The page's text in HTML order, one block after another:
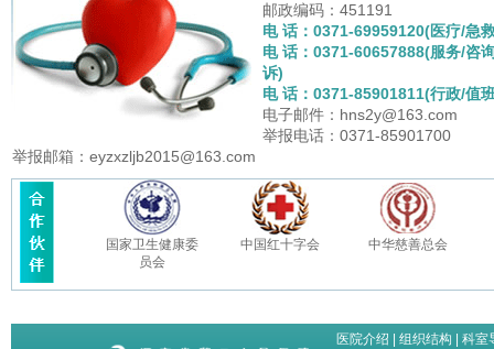
邮政编码：451191
电 话：0371-69959120(医疗/急
电 话：0371-60657888(服务/咨
诉)
电 话：0371-85901811(行政/值
电子邮件：hns2y@163.com
举报电话：0371-85901700
举报邮箱：eyzxzljb2015@163.com
国家卫生健康委
员会
中国红十字会 中华慈善总会
医院介绍 组织结构
科室